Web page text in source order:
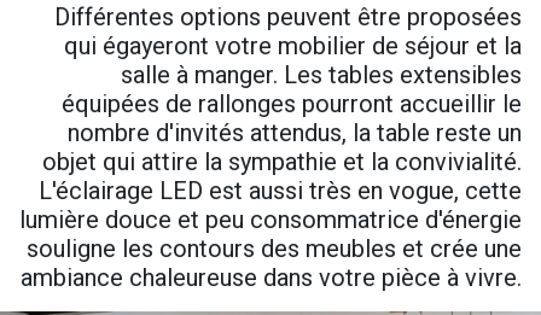
Différentes options peuvent être proposées
qui égayeront votre mobilier de séjour et la
salle à manger. Les tables extensibles
équipées de rallonges pourront accueillir le
nombre d'invités attendus, la table reste un
objet qui attire la sympathie et la convivialité.
L'éclairage LED est aussi très en vogue, cette
lumière douce et peu consommatrice d'énergie
souligne les contours des meubles et crée une
ambiance chaleureuse dans votre pièce à vivre.